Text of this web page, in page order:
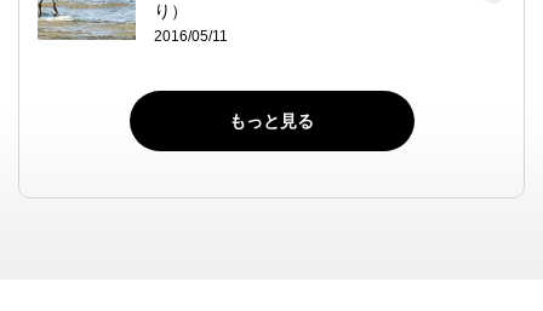
り）
2016/05/11
もっと見る